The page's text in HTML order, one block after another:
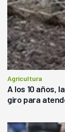
Agricultura
A los 10 años,
giro para